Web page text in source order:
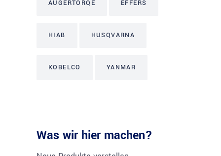
AUGERTORQE EFFERS
HIAB HUSQVARNA
KOBELCO YANMAR
Was wir hier machen?